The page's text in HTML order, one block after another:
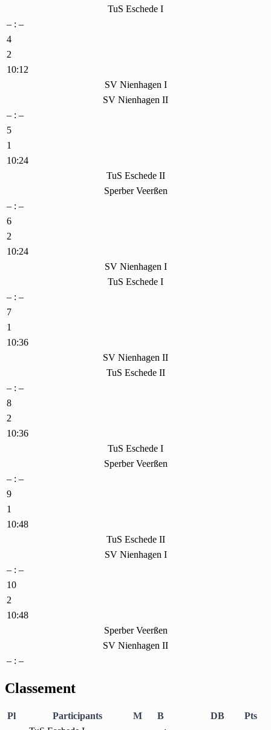
TuS Eschede I
– : –
4
2
10:12
SV Nienhagen I
SV Nienhagen II
– : –
5
1
10:24
TuS Eschede II
Sperber Veerßen
– : –
6
2
10:24
SV Nienhagen I
TuS Eschede I
– : –
7
1
10:36
SV Nienhagen II
TuS Eschede II
– : –
8
2
10:36
TuS Eschede I
Sperber Veerßen
– : –
9
1
10:48
TuS Eschede II
SV Nienhagen I
– : –
10
2
10:48
Sperber Veerßen
SV Nienhagen II
– : –
Classement
Pl Participants M B DB
Pts